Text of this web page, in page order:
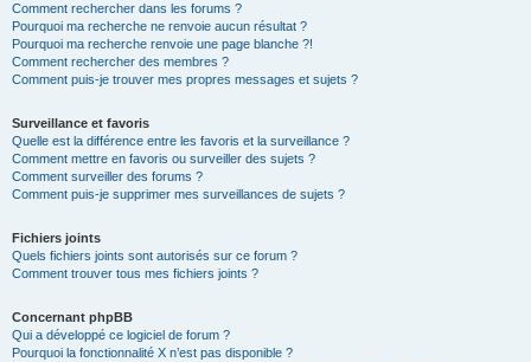
Comment rechercher dans les forums ?
Pourquoi ma recherche ne renvoie aucun résultat ?
Pourquoi ma recherche renvoie une page blanche ?!
Comment rechercher des membres ?
Comment puis-je trouver mes propres messages et sujets ?
Surveillance et favoris
Quelle est la différence entre les favoris et la surveillance ?
Comment mettre en favoris ou surveiller des sujets ?
Comment surveiller des forums ?
Comment puis-je supprimer mes surveillances de sujets ?
Fichiers joints
Quels fichiers joints sont autorisés sur ce forum ?
Comment trouver tous mes fichiers joints ?
Concernant phpBB
Qui a développé ce logiciel de forum ?
Pourquoi la fonctionnalité X n’est pas disponible ?